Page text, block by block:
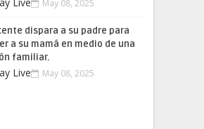
May 08, 2025
dispara a su padre para
a su mamá en medio de una
familiar.
Live May 08, 2025